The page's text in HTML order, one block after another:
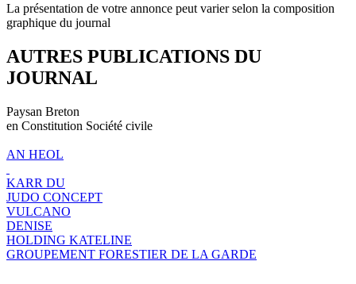
La présentation de votre annonce peut varier selon la composition
graphique du journal
AUTRES PUBLICATIONS DU
JOURNAL
Paysan Breton
en Constitution Société civile
AN HEOL
KARR DU
JUDO CONCEPT
VULCANO
DENISE
HOLDING KATELINE
GROUPEMENT FORESTIER DE LA GARDE